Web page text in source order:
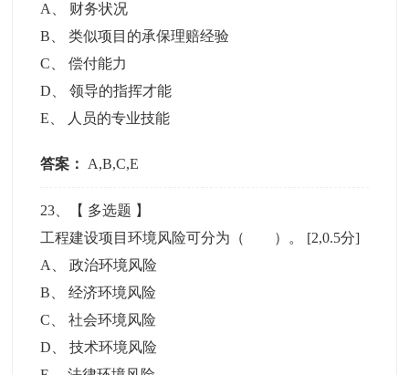
A
财务状况
B 、类似项目的承保理赔经验
C 、偿付能力
D 、领导的指挥才能
E
人员的专业技能
答案： A,B,C,E
23 、【 多选题 】
工程建设项目环境风险可分为（ ）。 [2,0.5分]
A
、政治环境风险
B 、经济环境风险
C 、社会环境风险
D 、技术环境风险